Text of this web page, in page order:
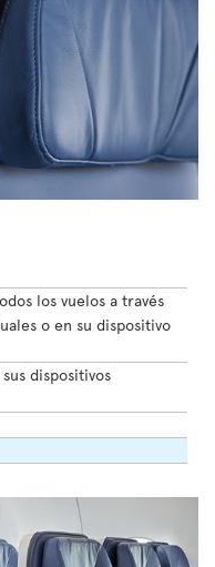
los vuelos a través
o en su dispositivo
dispositivos